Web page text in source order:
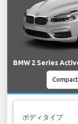
BMW 2 Series
ボディタイプ